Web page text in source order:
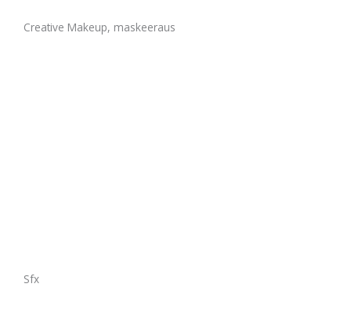
Creative Makeup, maskeeraus
Sfx